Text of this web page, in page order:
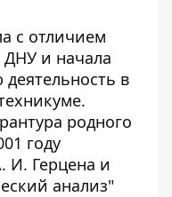
с отличием
ДНУ и начала
в
родного
году
И. Герцена и
анализ"